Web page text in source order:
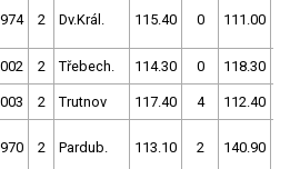
2 Dv.Král. 115.40 0 111.00
2 Třebech. 114.30 0 118.30
2 Trutnov 117.40 4 112.40
2 Pardub. 113.10 2 140.90